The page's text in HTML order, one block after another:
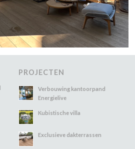
PROJECTEN
Verbouwing kantoorpand
Energielive
Kubistische villa
Exclusieve dakterrassen